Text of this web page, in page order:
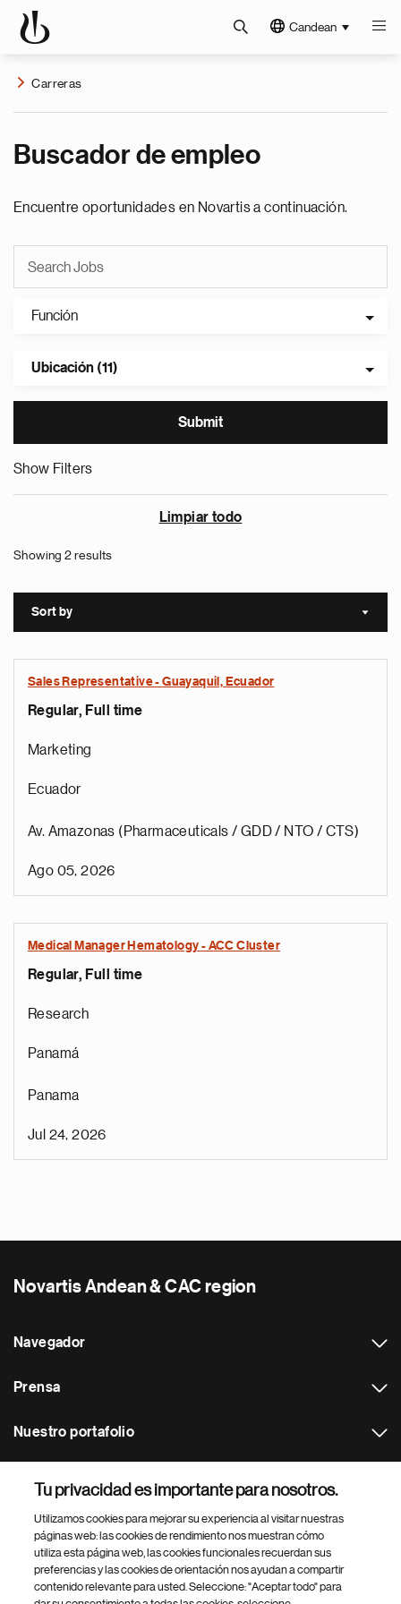
Candean
Carreras
Buscador de empleo
Encuentre oportunidades en Novartis a continuación.
Función
Ubicación (11)
Show Filters
Limpiar todo
Showing 2 results
Sort by Sort
Sales Representative - Guayaquil, Ecuador
Regular, Full time
Marketing
Ecuador
Av. Amazonas (Pharmaceuticals / GDD / NTO / CTS)
Ago 05, 2026
Medical Manager Hematology - ACC Cluster
Regular, Full time
Research
Panamá
Panama
Jul 24, 2026
Novartis Andean & CAC region
Navegador
Prensa
Nuestro portafolio
Footer Site Search
Tu privacidad es importante para nosotros.
Utilizamos cookies para mejorar su experiencia al visitar nuestras
páginas web: las cookies de rendimiento nos muestran cómo
utiliza esta página web, las cookies funcionales recuerdan sus
preferencias y las cookies de orientación nos ayudan a compartir
contenido relevante para usted. Seleccione: "Aceptar todo" para